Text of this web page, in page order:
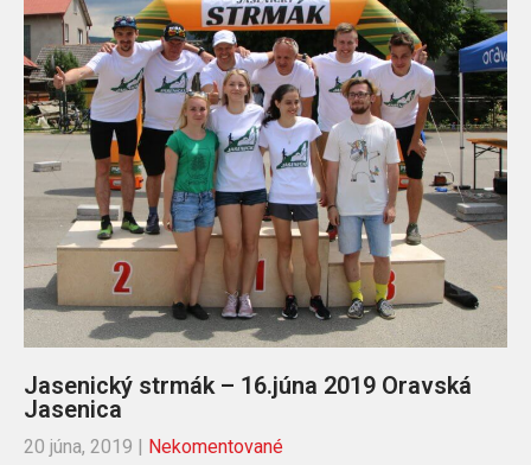
Jasenický strmák – 16.júna 2019 Oravská
Jasenica
20 júna, 2019 | Nekomentované